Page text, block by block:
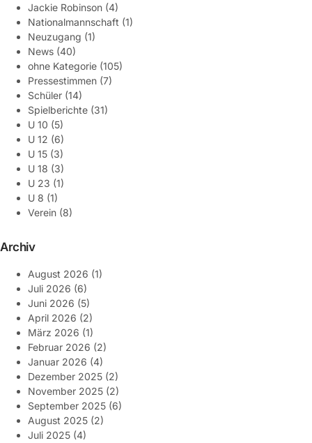
Jackie Robinson (4)
Nationalmannschaft (1)
Neuzugang (1)
News (40)
ohne Kategorie (105)
Pressestimmen (7)
Schüler (14)
Spielberichte (31)
U 10 (5)
U 12 (6)
U 15 (3)
U 18 (3)
U 23 (1)
U 8 (1)
Verein (8)
Archiv
August 2026 (1)
Juli 2026 (6)
Juni 2026 (5)
April 2026 (2)
März 2026 (1)
Februar 2026 (2)
Januar 2026 (4)
Dezember 2025 (2)
November 2025 (2)
September 2025 (6)
August 2025 (2)
Juli 2025 (4)